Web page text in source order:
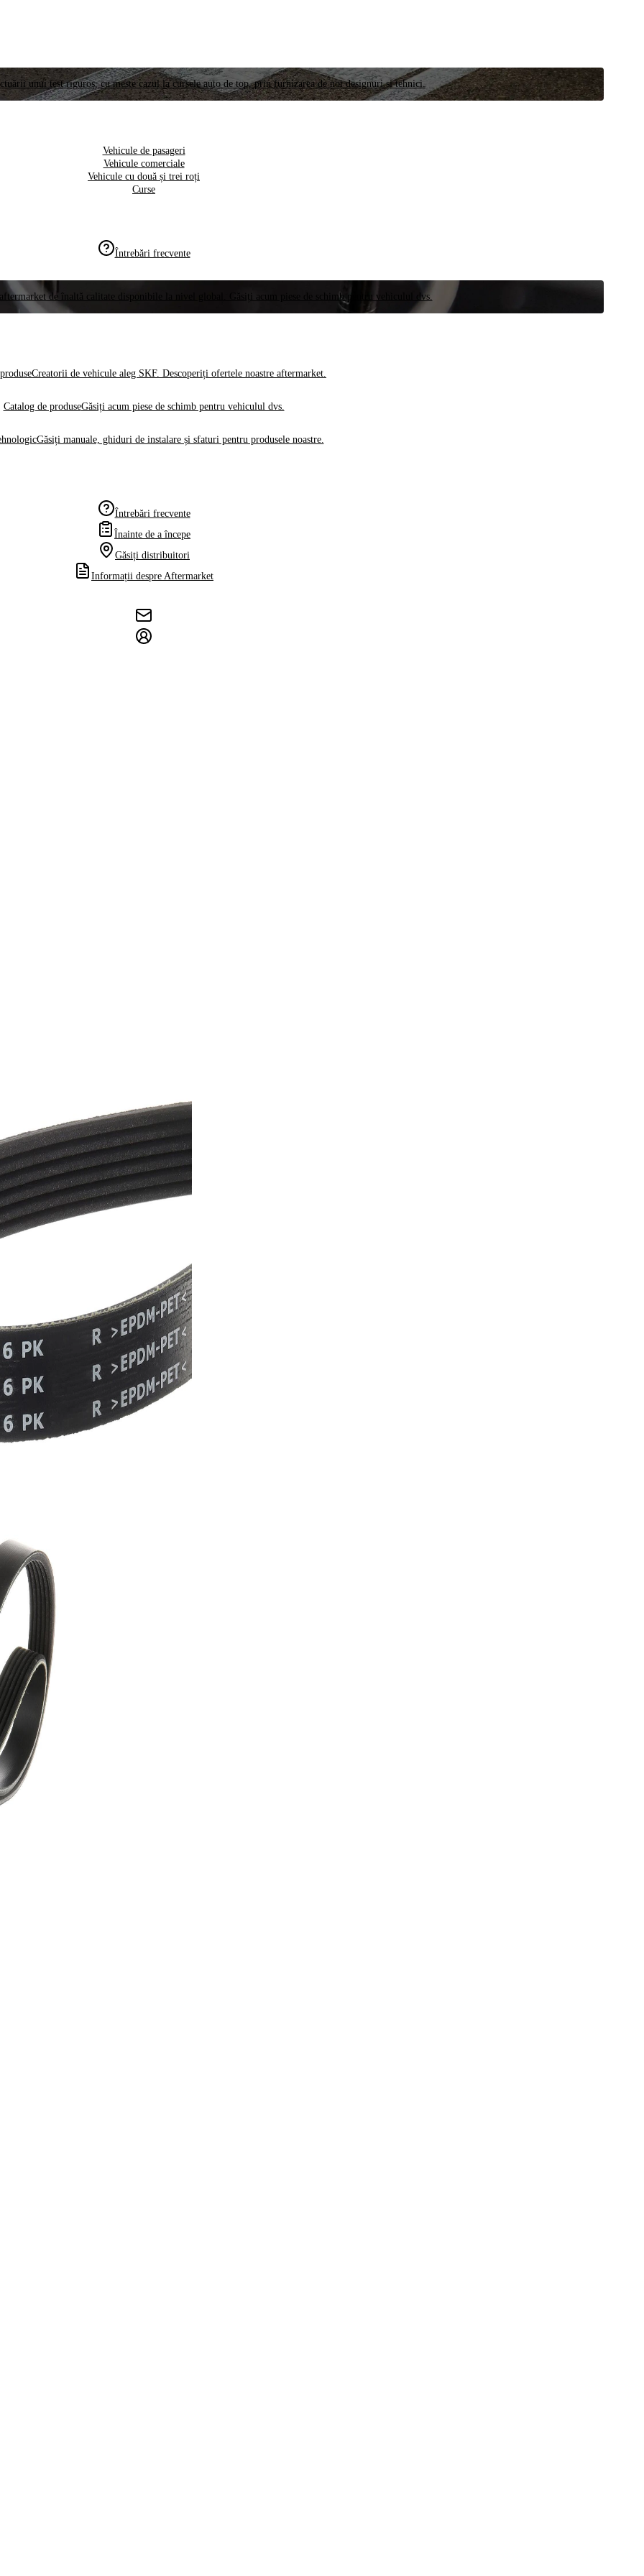
unui test riguros, cu meste cazul la cursele auto de top, prin furnizarea de noi designuri și tehnici.
Vehicule de pasageri
Vehicule comerciale
Vehicule cu două și trei roți
Curse
Întrebări frecvente
de înaltă calitate disponibile la nivel global. Găsiți acum piese de schimb pentru vehiculul dvs.
Creatorii de vehicule aleg SKF. Descoperiți ofertele noastre aftermarket.
Catalog de produseGăsiți acum piese de schimb pentru vehiculul dvs.
Găsiți manuale, ghiduri de instalare și sfaturi pentru produsele noastre.
Întrebări frecvente
Înainte de a începe
Găsiți distribuitori
Informații despre Aftermarket